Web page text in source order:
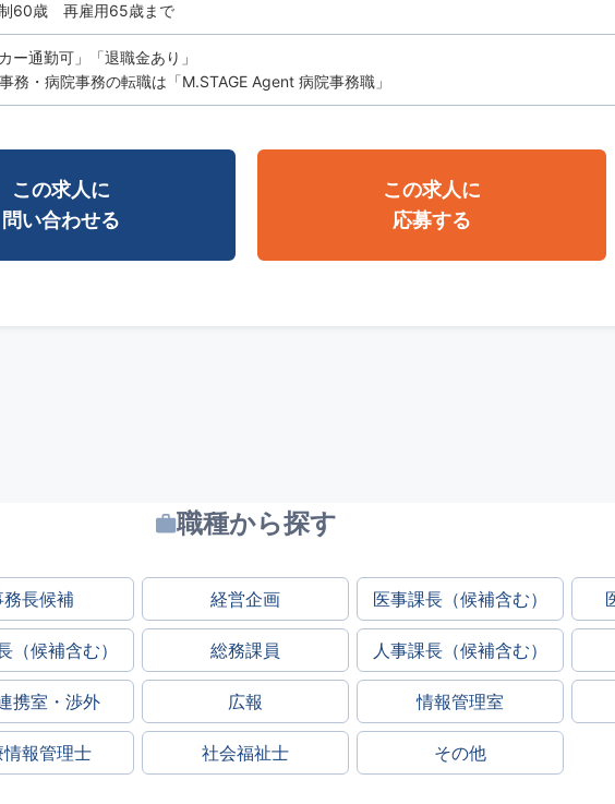
制60歳 再雇用65歳まで
ー通勤可」「退職金あり」
務・病院事務の転職は「M.STAGE Agent 病院事務職」
この求人に
問い合わせる
この求人に
応募する
職種から探す
務長候補 経営企画 医事課長（候補含む）
（候補含む） 総務課員 人事課長（候補含む）
携室・渉外 広報 情報管理室
情報管理士 社会福祉士 その他